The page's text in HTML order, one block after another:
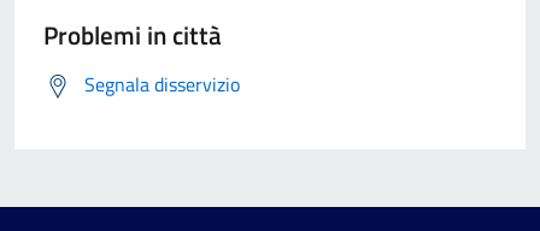
Problemi in città
Segnala disservizio